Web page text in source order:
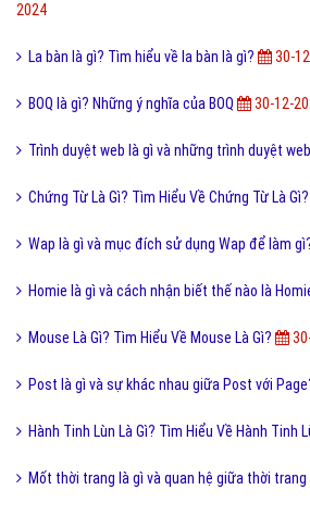
2024
La bàn là gì? Tìm hiểu về la bàn là gì? 30-
BOQ là gì? Những ý nghĩa của BOQ 30-12-
Trình duyệt web là gì và những trình duyệt
Chứng Từ Là Gì? Tìm Hiểu Về Chứng Từ Là Gì?
Wap là gì và mục đích sử dụng Wap để làm
Homie là gì và cách nhận biết thế nào là
Mouse Là Gì? Tìm Hiểu Về Mouse Là Gì?
Post là gì và sự khác nhau giữa Post với
Hành Tinh Lùn Là Gì? Tìm Hiểu Về Hành Tinh
Mốt thời trang là gì và quan hệ giữa thời trang